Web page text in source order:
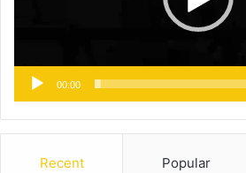
00:00
Recent Popular